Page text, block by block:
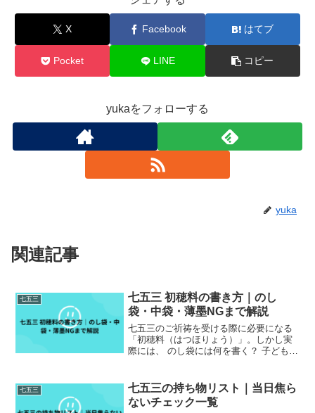
X Facebook はてブ
Pocket LINE コピー
yukaをフォローする
yuka
関連記事
七五三
七五三 初穂料の書き方｜のし
袋・中袋・薄墨NGまで解説
七五三のご祈祷を受ける際に必要になる
「初穂料（はつほりょう）」。しかし実
際には、 のし袋には何を書く？ 子どもの
ーに悩む人がとても多いです。特に七五
三は子どもの成長...
七五三
七五三の持ち物リスト｜当日焦ら
ないチェック一覧